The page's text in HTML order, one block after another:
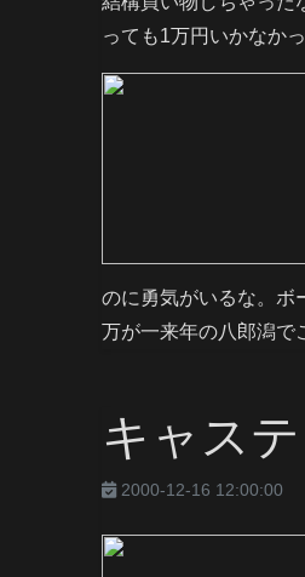
っても1万円いかなか
のに勇気がいるな。ボ
万が一来年の八郎潟で
キャス
2000-12-16 12:00:00